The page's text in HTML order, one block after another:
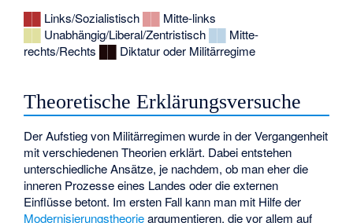
Links/Sozialistisch
Mitte-links
Unabhängig/Liberal/Zentristisch
Mitte-
rechts/Rechts
Diktatur oder Militärregime
Theoretische Erklärungsversuche
Der Aufstieg von Militärregimen wurde in der Vergangenheit
mit verschiedenen Theorien erklärt. Dabei entstehen
unterschiedliche Ansätze, je nachdem, ob man eher die
inneren Prozesse eines Landes oder die externen
Einflüsse betont. Im ersten Fall kann man mit Hilfe der
Modernisierungstheorieargumentieren, die vor allem auf